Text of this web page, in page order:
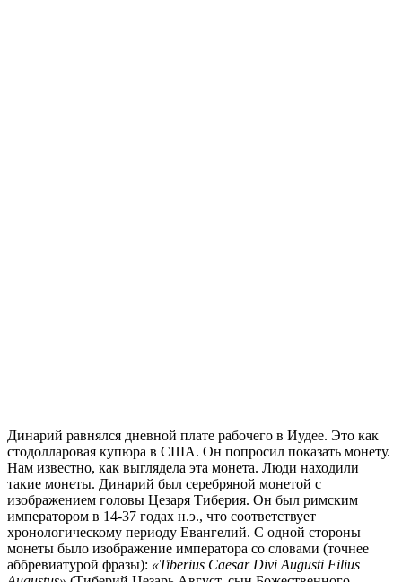
Динарий равнялся дневной плате рабочего в Иудее. Это как
стодолларовая купюра в США. Он попросил показать монету.
Нам известно, как выглядела эта монета. Люди находили
такие монеты. Динарий был серебряной монетой с
изображением головы Цезаря Тиберия. Он был римским
императором в 14-37 годах н.э., что соответствует
хронологическому периоду Евангелий. С одной стороны
монеты было изображение императора со словами (точнее
аббревиатурой фразы): «Tiberius Caesar Divi Augusti Filius